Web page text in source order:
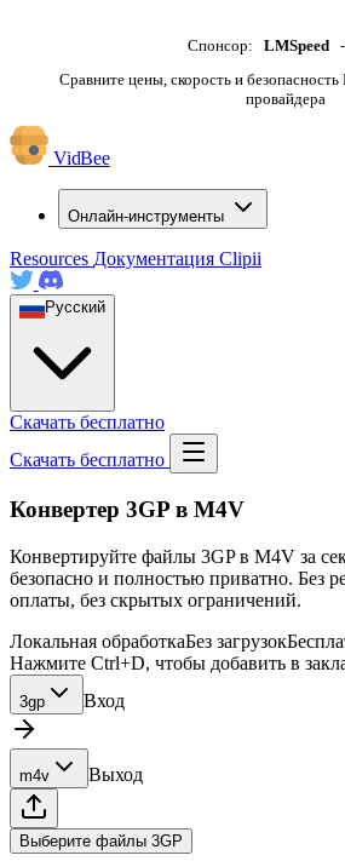
Спонсор: LMSpeed -
Сравните цены, скорость и
провайдера
VidBee
Онлайн-инструменты
Resources Документация Clipii
Русский
Скачать бесплатно
Скачать бесплатно
Конвертер 3GP в M4V
Конвертируйте файлы 3GP в M4V за
безопасно и полностью приватно. Без
оплаты, без скрытых ограничений.
Локальная обработкаБез загрузок
Нажмите Ctrl+D, чтобы добавить в
3gp Вход
m4v Выход
Выберите файлы 3GP